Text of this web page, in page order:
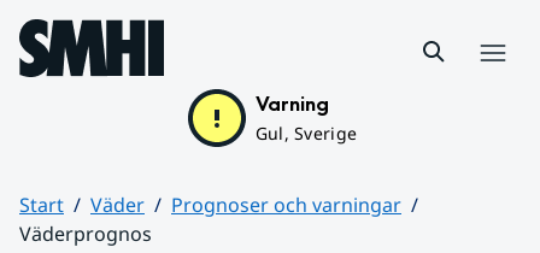
Hoppa till sidans innehåll
Varning
Gul, Sverige
Start Väder
Prognoser och varningar
Väderprognos